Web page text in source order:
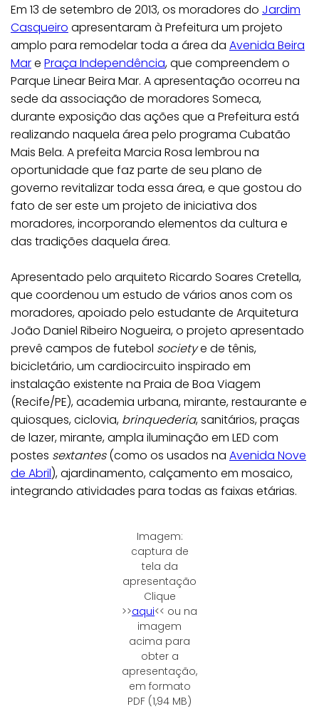
Em 13 de setembro de 2013, os moradores do Jardim
Casqueiro apresentaram à Prefeitura um projeto
amplo para remodelar toda a área da Avenida Beira
Mare Praça Independência, que compreendem o
Parque Linear Beira Mar. A apresentação ocorreu na
sede da associação de moradores Someca,
durante exposição das ações que a Prefeitura está
realizando naquela área pelo programa Cubatão
Mais Bela. A prefeita Marcia Rosa lembrou na
oportunidade que faz parte de seu plano de
governo revitalizar toda essa área, e que gostou do
fato de ser este um projeto de iniciativa dos
moradores, incorporando elementos da cultura e
das tradições daquela área.
Apresentado pelo arquiteto Ricardo Soares Cretella,
que coordenou um estudo de vários anos com os
moradores, apoiado pelo estudante de Arquitetura
João Daniel Ribeiro Nogueira, o projeto apresentado
prevê campos de futebol societye de tênis,
bicicletário, um cardiocircuito inspirado em
instalação existente na Praia de Boa Viagem
(Recife/PE), academia urbana, mirante, restaurante e
quiosques, ciclovia, brinquederia, sanitários, praças
de lazer, mirante, ampla iluminação em LED com
postes sextantes(como os usados na Avenida Nove
de Abril), ajardinamento, calçamento em mosaico,
integrando atividades para todas as faixas etárias.
Imagem:
captura de
tela da
apresentação
Clique
>>aqui<< ou na
imagem
acima para
obter a
apresentação,
em formato
PDF (1,94 MB)